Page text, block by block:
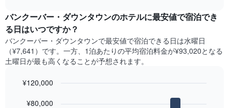
月
ご
と
の
客
室
平
バンクーバー・ダウンタウン​の​ホテル​に最安値で宿泊でき
る日はいつですか？
バンクーバー・ダウンタウン​で最安値で宿泊できる日は水曜日​
（¥7,641）です。一方、1泊あたりの平均宿泊料金が¥93,020となる
土曜日​が最も高くなることが予想されます。
chart
graphic.
¥80,000
¥120,000